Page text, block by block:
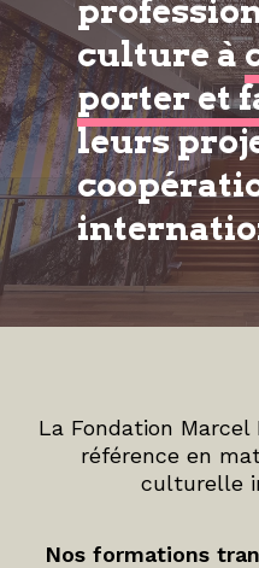
culture à
porter et
leurs
La Fondation
référence en
culturelle
Nos formations